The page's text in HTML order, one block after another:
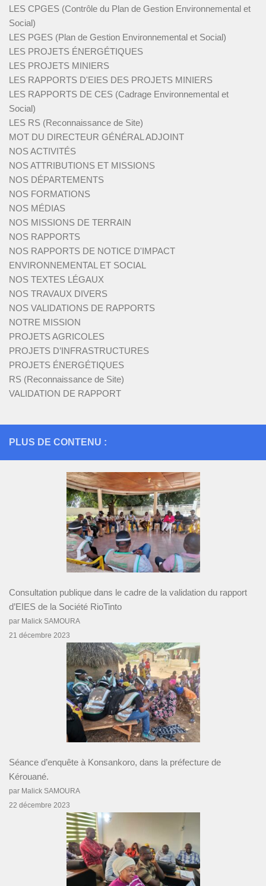
LES CPGES (Contrôle du Plan de Gestion Environnemental et
Social)
LES PGES (Plan de Gestion Environnemental et Social)
LES PROJETS ÉNERGÉTIQUES
LES PROJETS MINIERS
LES RAPPORTS D'EIES DES PROJETS MINIERS
LES RAPPORTS DE CES (Cadrage Environnemental et
Social)
LES RS (Reconnaissance de Site)
MOT DU DIRECTEUR GÉNÉRAL ADJOINT
NOS ACTIVITÉS
NOS ATTRIBUTIONS ET MISSIONS
NOS DÉPARTEMENTS
NOS FORMATIONS
NOS MÉDIAS
NOS MISSIONS DE TERRAIN
NOS RAPPORTS
NOS RAPPORTS DE NOTICE D'IMPACT
ENVIRONNEMENTAL ET SOCIAL
NOS TEXTES LÉGAUX
NOS TRAVAUX DIVERS
NOS VALIDATIONS DE RAPPORTS
NOTRE MISSION
PROJETS AGRICOLES
PROJETS D’INFRASTRUCTURES
PROJETS ÉNERGÉTIQUES
RS (Reconnaissance de Site)
VALIDATION DE RAPPORT
PLUS DE CONTENU :
Consultation publique dans le cadre de la validation du rapport
d’EIES de la Société RioTinto
par Malick SAMOURA
21 décembre 2023
Séance d’enquête à Konsankoro, dans la préfecture de
Kérouané.
par Malick SAMOURA
22 décembre 2023